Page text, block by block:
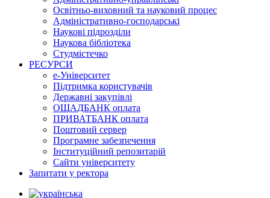
Освітньо-виховний та науковий процес
Адміністративно-господарські
Наукові підрозділи
Наукова бібліотека
Студмістечко
РЕСУРСИ
е-Університет
Підтримка користувачів
Державні закупівлі
ОЩАДБАНК оплата
ПРИВАТБАНК оплата
Поштовий сервер
Програмне забезпечення
Інституційний репозитарій
Сайти університету
Запитати у ректора